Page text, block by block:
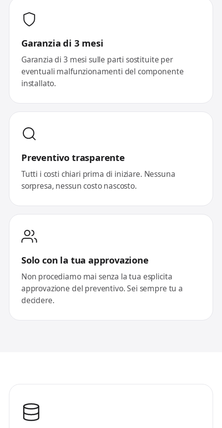
Garanzia di 3 mesi
Garanzia di 3 mesi sulle parti sostituite per
eventuali malfunzionamenti del componente
installato.
Preventivo trasparente
Tutti i costi chiari prima di iniziare. Nessuna
sorpresa, nessun costo nascosto.
Solo con la tua approvazione
Non procediamo mai senza la tua esplicita
approvazione del preventivo. Sei sempre tu a
decidere.